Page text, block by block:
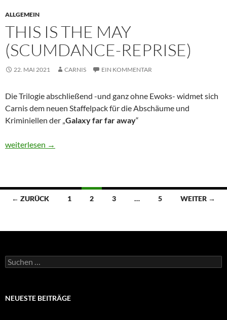
ALLGEMEIN
THIS IS THE MAY
(SCUMDANCE-REPRISE)
22. MAI 2021 CARNIS EIN KOMMENTAR
Die Trilogie abschließend -und ganz ohne Ewoks- widmet sich
Carnis dem neuen Staffelpack für die Abschäume und
Kriminiellen der „Galaxy far far away“
This is the May (Scumdance-Reprise)
weiterlesen →
Beitragsnavigation
← ZURÜCK 1 2 3 … 5 WEITER →
Suchen
nach:
NEUESTE BEITRÄGE